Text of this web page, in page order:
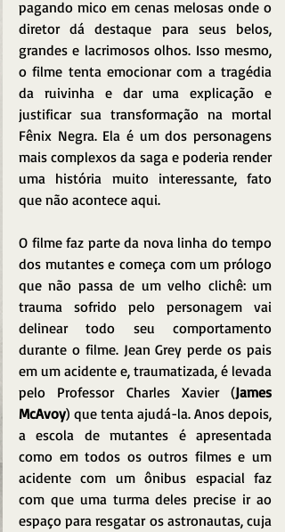
pagando mico em cenas melosas onde o
diretor dá destaque para seus belos,
grandes e lacrimosos olhos. Isso mesmo,
o filme tenta emocionar com a tragédia
da ruivinha e dar uma explicação e
justificar sua transformação na mortal
Fênix Negra. Ela é um dos personagens
mais complexos da saga e poderia render
uma história muito interessante, fato
que não acontece aqui.
O filme faz parte da nova linha do tempo
dos mutantes e começa com um prólogo
que não passa de um velho clichê: um
trauma sofrido pelo personagem vai
delinear todo seu comportamento
durante o filme. Jean Grey perde os pais
em um acidente e, traumatizada, é levada
pelo Professor Charles Xavier (James
McAvoy) que tenta ajudá-la. Anos depois,
a escola de mutantes é apresentada
como em todos os outros filmes e um
acidente com um ônibus espacial faz
com que uma turma deles precise ir ao
espaço para resgatar os astronautas, cuja